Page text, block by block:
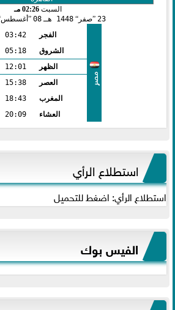
السبت 02:26 مـ
23 صفر 1448 هـ 08 أغسطس
مصر
الفجر
03:42
الشروق
05:18
الظهر
12:01
العصر
15:38
المغرب
18:43
العشاء
20:09
استطلاع الرأي
استطلاع الرأي: اضغط للتحميل
الفيس بوك